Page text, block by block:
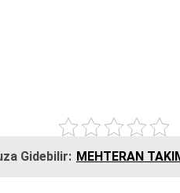
Gidebilir: MEHTERAN